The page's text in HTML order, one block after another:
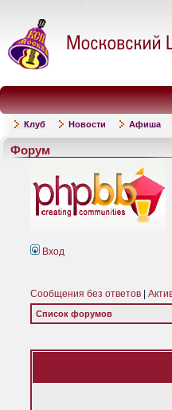
Клуб Новости Афиша
Форум
Вход
Сообщения без ответов
Список форумов